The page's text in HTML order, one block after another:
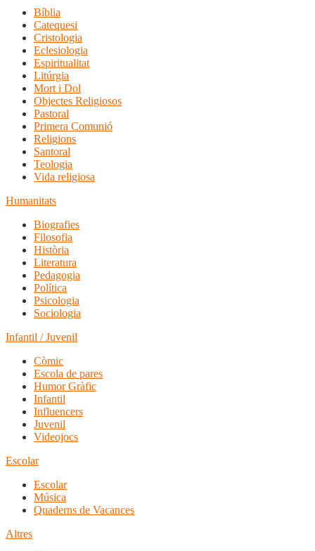
Bíblia
Catequesi
Cristologia
Eclesiologia
Espiritualitat
Litúrgia
Mort i Dol
Objectes Religiosos
Pastoral
Primera Comunió
Religions
Santoral
Teologia
Vida religiosa
Humanitats
Biografies
Filosofia
Història
Literatura
Pedagogia
Política
Psicologia
Sociologia
Infantil / Juvenil
Còmic
Escola de pares
Humor Gràfic
Infantil
Influencers
Juvenil
Videojocs
Escolar
Escolar
Música
Quaderns de Vacances
Altres